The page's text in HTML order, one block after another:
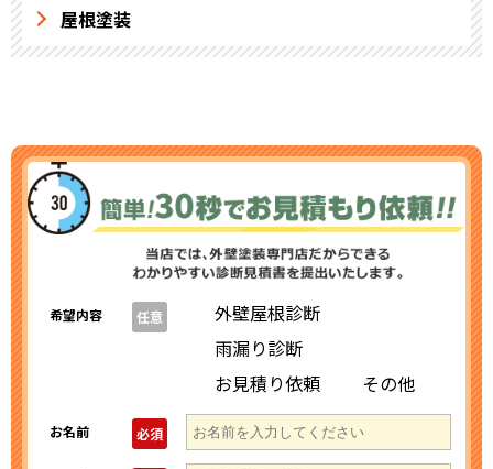
屋根塗装
希望内容 任意
外壁屋根診断
雨漏り診断
お見積り依頼
その他
お名前 必須